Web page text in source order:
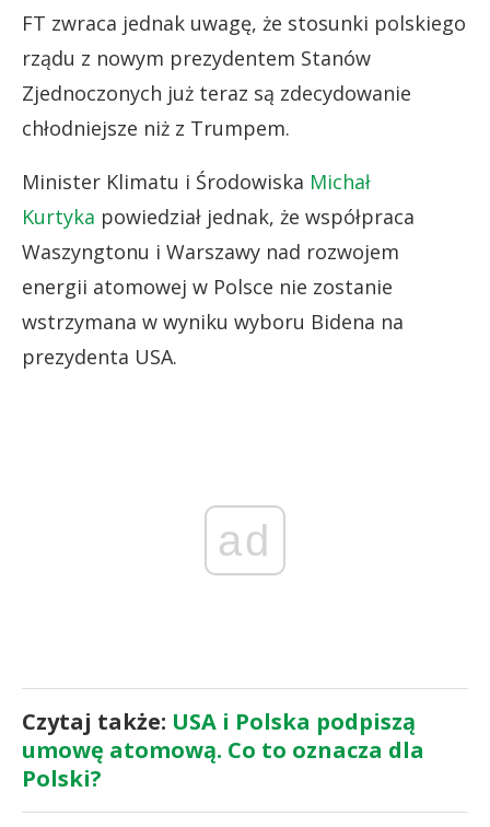
FT zwraca jednak uwagę, że stosunki polskiego
rządu z nowym prezydentem Stanów
Zjednoczonych już teraz są zdecydowanie
chłodniejsze niż z Trumpem.
Minister Klimatu i Środowiska Michał
Kurtyka powiedział jednak, że współpraca
Waszyngtonu i Warszawy nad rozwojem
energii atomowej w Polsce nie zostanie
wstrzymana w wyniku wyboru Bidena na
prezydenta USA.
ad
Czytaj także: USA i Polska podpiszą
umowę atomową. Co to oznacza dla
Polski?